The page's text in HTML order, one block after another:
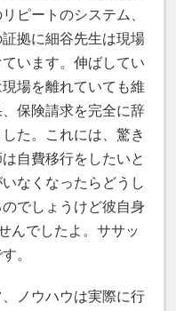
ピートのシステム、
拠に細谷先生は現場
います。伸ばしてい
場を離れていても維
保険請求を完全に辞
た。これには、驚き
自費移行をしたいと
なくなったらどうし
でしょうけど彼自身
んでしたよ。ササッ
。
ノウハウは実際に行